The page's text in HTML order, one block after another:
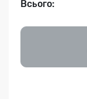
Всього: